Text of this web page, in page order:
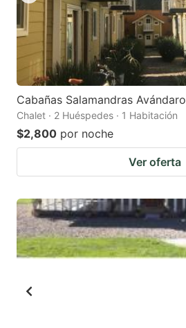
Cabañas Salamandras Avándaro
Chalet · 2 Huéspedes · 1 Habitación
$2,800 por noche
Ver oferta